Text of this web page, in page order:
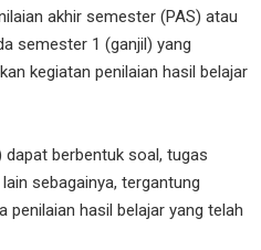
akhir semester (PAS) atau
semester 1 (ganjil) yang
kegiatan penilaian hasil belajar
dapat berbentuk soal, tugas
sebagainya, tergantung
penilaian hasil belajar yang telah